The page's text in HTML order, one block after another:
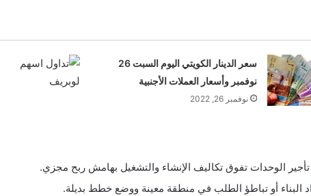
سعر الدينار الكويتي اليوم السبت 26
نوفمبر وأسعار العملات الأجنبية
نوفمبر 26, 2022
تأجير الوحدات تفوق تكاليف الإنشاء والتشغيل بهامش ربح مجزي.
البناء أو تباطؤ الطلب في منطقة معينة ووضع خطط بديلة.